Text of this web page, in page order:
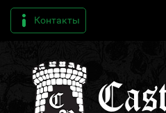
Контакты